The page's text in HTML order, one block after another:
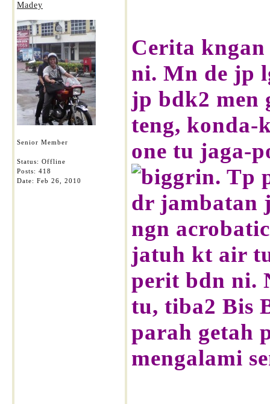
Madey
Senior Member
Status: Offline
Posts: 418
Date: Feb 26, 2010
Cerita kngan
ni. Mn de jp
jp bdk2 men
teng, konda-
one tu jaga-
. Tp
dr jambatan
ngn
jatuh kt air
perit bdn ni.
tu, tiba2 Bis
parah getah
mengalami